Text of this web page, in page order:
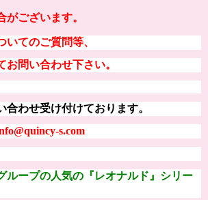
ございます。
いてのご質問等、
お問い合わせ下さい。
わせ受け付けております。
s.com
ループの人気の『レオナルド 』シリー